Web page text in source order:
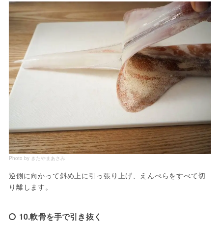
Photo by きたやまあさみ
逆側に向かって斜め上に引っ張り上げ、えんぺらをすべて切
り離します。
10.軟骨を手で引き抜く